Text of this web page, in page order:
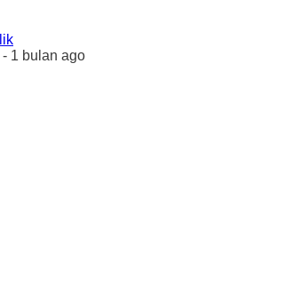
- 1 bulan ago